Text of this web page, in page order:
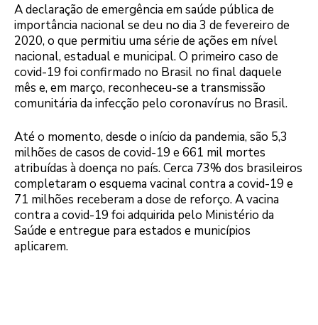
A declaração de emergência em saúde pública de
importância nacional se deu no dia 3 de fevereiro de
2020, o que permitiu uma série de ações em nível
nacional, estadual e municipal. O primeiro caso de
covid-19 foi confirmado no Brasil no final daquele
mês e, em março, reconheceu-se a transmissão
comunitária da infecção pelo coronavírus no Brasil.
Até o momento, desde o início da pandemia, são 5,3
milhões de casos de covid-19 e 661 mil mortes
atribuídas à doença no país. Cerca 73% dos brasileiros
completaram o esquema vacinal contra a covid-19 e
71 milhões receberam a dose de reforço. A vacina
contra a covid-19 foi adquirida pelo Ministério da
Saúde e entregue para estados e municípios
aplicarem.